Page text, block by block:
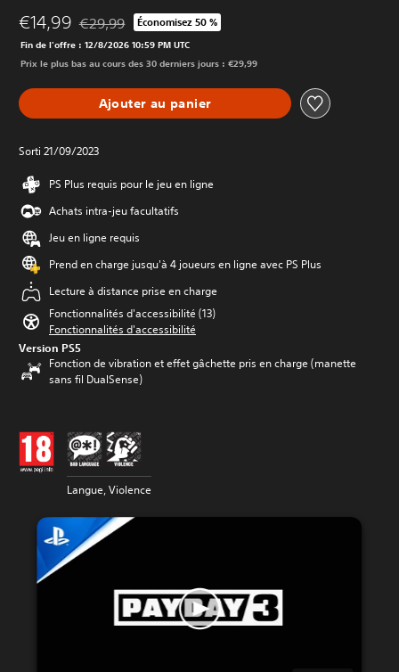
€14,99 Remise par rapport au prix d'origine de €29,99
€29,99 Économisez 50 %
Fin de l'offre : 12/8/2026 10:59 PM UTC
Prix le plus bas au cours des 30 derniers jours : €29,99
Ajouter au panier
Sorti 21/09/2023
PS Plus requis pour le jeu en ligne
Achats intra-jeu facultatifs
Jeu en ligne requis
Prend en charge jusqu'à 4 joueurs en ligne avec PS Plus
Lecture à distance prise en charge
Fonctionnalités d'accessibilité (13)
Fonctionnalités d'accessibilité
Version PS5
Fonction de vibration et effet gâchette pris en charge (manette
sans fil DualSense)
Langue, Violence